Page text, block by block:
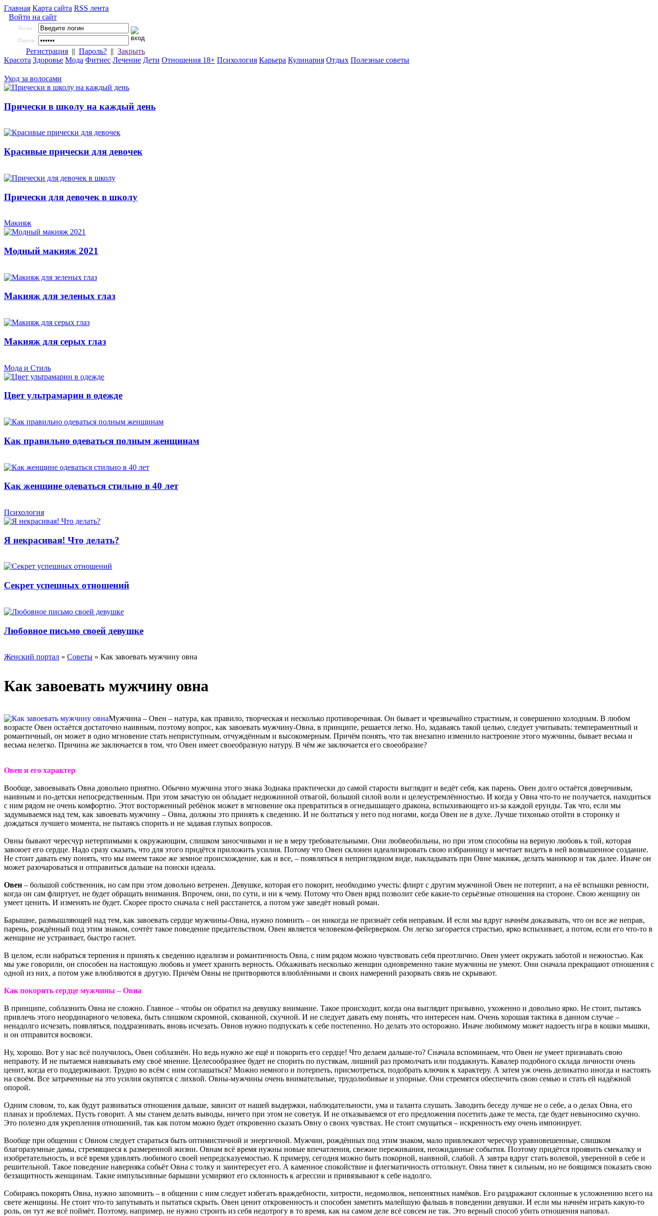
Главная Карта сайта RSS лента
Войти на сайт
Логин:
Пароль:
Регистрация || Пароль? || Закрыть
Красота Здоровье Мода Фитнес Лечение Дети Отношения 18+ Психология Карьера Кулинария Отдых Полезные советы
Уход за волосами
Прически в школу на каждый день
Красивые прически для девочек
Прически для девочек в школу
Макияж
Модный макияж 2021
Макияж для зеленых глаз
Макияж для серых глаз
Мода и Стиль
Цвет ультрамарин в одежде
Как правильно одеваться полным женщинам
Как женщине одеваться стильно в 40 лет
Психология
Я некрасивая! Что делать?
Секрет успешных отношений
Любовное письмо своей девушке
Женский портал » Советы » Как завоевать мужчину овна
Как завоевать мужчину овна
Мужчина – Овен – натура, как правило, творческая и несколько противоречивая. Он бывает и чрезвычайно страстным, и совершенно холодным. В любом
возрасте Овен остаётся достаточно наивным, поэтому вопрос, как завоевать мужчину-Овна, в принципе, решается легко. Но, задаваясь такой целью, следует учитывать: темпераментный и
романтичный, он может в одно мгновение стать неприступным, отчуждённым и высокомерным. Причём понять, что так внезапно изменило настроение этого мужчины, бывает весьма и
весьма нелегко. Причина же заключается в том, что Овен имеет своеобразную натуру. В чём же заключается его своеобразие?
Овен и его характер
Вообще, завоевывать Овна довольно приятно. Обычно мужчина этого знака Зодиака практически до самой старости выглядит и ведёт себя, как парень. Овен долго остаётся доверчивым,
наивным и по-детски непосредственным. При этом зачастую он обладает недюжинной отвагой, большой силой воли и целеустремлённостью. И когда у Овна что-то не получается, находиться
с ним рядом не очень комфортно. Этот восторженный ребёнок может в мгновение ока превратиться в огнедышащего дракона, вспыхивающего из-за каждой ерунды. Так что, если мы
задумываемся над тем, как завоевать мужчину – Овна, должны это принять к сведению. И не болтаться у него под ногами, когда Овен не в духе. Лучше тихонько отойти в сторонку и
дождаться лучшего момента, не пытаясь спорить и не задавая глупых вопросов.
Овны бывают чересчур нетерпимыми к окружающим, слишком заносчивыми и не в меру требовательными. Они любвеобильны, но при этом способны на верную любовь к той, которая
завоюет его сердце. Надо сразу сказать, что для этого придётся приложить усилия. Потому что Овен склонен идеализировать свою избранницу и мечтает видеть в ней возвышенное создание.
Не стоит давать ему понять, что мы имеем такое же земное происхождение, как и все, – появляться в неприглядном виде, накладывать при Овне макияж, делать маникюр и так далее. Иначе он
может разочароваться и отправиться дальше на поиски идеала.
Овен – большой собственник, но сам при этом довольно ветренен. Девушке, которая его покорит, необходимо учесть: флирт с другим мужчиной Овен не потерпит, а на её вспышки ревности,
когда он сам флиртует, не будет обращать внимания. Впрочем, они, по сути, и ни к чему. Потому что Овен вряд позволит себе какие-то серьёзные отношения на стороне. Свою женщину он
умеет ценить. И изменять не будет. Скорее просто сначала с ней расстанется, а потом уже заведёт новый роман.
Барышне, размышляющей над тем, как завоевать сердце мужчины-Овна, нужно помнить – он никогда не признаёт себя неправым. И если мы вдруг начнём доказывать, что он все же неправ,
парень, рождённый под этим знаком, сочтёт такое поведение предательством. Овен является человеком-фейерверком. Он легко загорается страстью, ярко вспыхивает, а потом, если его что-то в
женщине не устраивает, быстро гаснет.
В целом, если набраться терпения и принять к сведению идеализм и романтичность Овна, с ним рядом можно чувствовать себя преотлично. Овен умеет окружать заботой и нежностью. Как
мы уже говорили, он способен на настоящую любовь и умеет хранить верность. Обхаживать несколько женщин одновременно такие мужчины не умеют. Они сначала прекращают отношения с
одной из них, а потом уже влюбляются в другую. Причём Овны не притворяются влюблёнными и своих намерений разорвать связь не скрывают.
Как покорить сердце мужчины – Овна
В принципе, соблазнить Овна не сложно. Главное – чтобы он обратил на девушку внимание. Такое происходит, когда она выглядит призывно, ухоженно и довольно ярко. Не стоит, пытаясь
привлечь этого неординарного человека, быть слишком скромной, скованной, скучной. И не следует давать ему понять, что интересен нам. Очень хорошая тактика в данном случае –
ненадолго исчезать, появляться, поддразнивать, вновь исчезать. Овнов нужно подпускать к себе постепенно. Но делать это осторожно. Иначе любимому может надоесть игра в кошки мышки,
и он отправится восвояси.
Ну, хорошо. Вот у нас всё получилось, Овен соблазнён. Но ведь нужно же ещё и покорить его сердце! Что делаем дальше-то? Сначала вспоминаем, что Овен не умеет признавать свою
неправоту. И не пытаемся навязывать ему своё мнение. Целесообразнее будет не спорить по пустякам, лишний раз промолчать или поддакнуть. Кавалер подобного склада личности очень
ценит, когда его поддерживают. Трудно во всём с ним соглашаться? Можно немного и потерпеть, присмотреться, подобрать ключик к характеру. А затем уж очень деликатно иногда и настоять
на своём. Все затраченные на это усилия окупятся с лихвой. Овны-мужчины очень внимательные, трудолюбивые и упорные. Они стремятся обеспечить свою семью и стать ей надёжной
опорой.
Одним словом, то, как будут развиваться отношения дальше, зависит от нашей выдержки, наблюдательности, ума и таланта слушать. Заводить беседу лучше не о себе, а о делах Овна, его
планах и проблемах. Пусть говорит. А мы станем делать выводы, ничего при этом не советуя. И не отказываемся от его предложения посетить даже те места, где будет невыносимо скучно.
Это полезно для укрепления отношений, так как потом можно будет откровенно сказать Овну о своих чувствах. Не стоит смущаться – искренность ему очень импонирует.
Вообще при общении с Овном следует стараться быть оптимистичной и энергичной. Мужчин, рождённых под этим знаком, мало привлекают чересчур уравновешенные, слишком
благоразумные дамы, стремящиеся к размеренной жизни. Овнам всё время нужны новые впечатления, свежие переживания, неожиданные события. Поэтому придётся проявить смекалку и
изобретательность, и всё время удивлять любимого своей непредсказуемостью. К примеру, сегодня можно быть покорной, наивной, слабой. А завтра вдруг стать волевой, уверенной в себе и
решительной. Такое поведение наверняка собьёт Овна с толку и заинтересует его. А каменное спокойствие и флегматичность оттолкнут. Овна тянет к сильным, но не боящимся показать свою
беззащитность женщинам. Такие импульсивные барышни усмиряют его склонность к агрессии и привязывают к себе надолго.
Собираясь покорять Овна, нужно запомнить – в общении с ним следует избегать враждебности, хитрости, недомолвок, непонятных намёков. Его раздражают склонные к усложнению всего на
свете женщины. Не стоит что-то запутывать и пытаться скрыть. Овен ценит откровенность и способен заметить малейшую фальшь в поведении девушки. И если мы начнём играть какую-то
роль, он тут же всё поймёт. Поэтому, например, не нужно строить из себя недотрогу в то время, как на самом деле всё совсем не так. Это верный способ убить отношения наповал.